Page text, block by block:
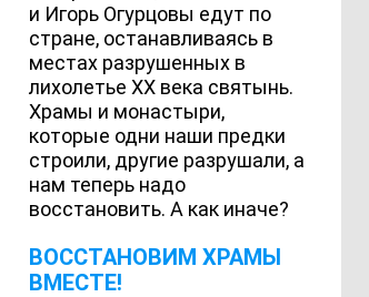
и Игорь Огурцовы едут по
стране, останавливаясь в
местах разрушенных в
лихолетье ХХ века святынь.
Храмы и монастыри,
которые одни наши предки
строили, другие разрушали, а
нам теперь надо
восстановить. А как иначе?
ВОCСТАНОВИМ ХРАМЫ
ВМЕСТЕ!